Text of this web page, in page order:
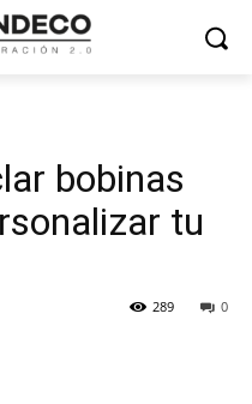
bobinas
tu
0
289